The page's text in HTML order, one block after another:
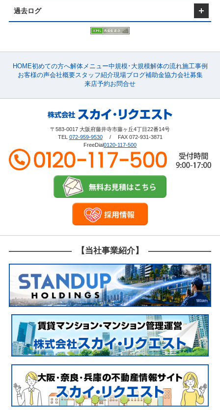
内装を取り外し、廃棄物の分別を行います。 【構造物
体】 重機を使用して、建物の構造を順次解体していきま
す。 高層ビルの場合は、段階的に上階から下階に向かっ
体する「逆組工法」が一般的です。 【廃材の運搬と処
ビルの解体は、低層ビルとは異なり、高度な技術と特殊
備が必要です。 例えば、重機の操作には熟練したオペレ
ーが必要であり、振動や騒音に対する防止策も求められ
にかかる費用：相場と内訳 ビル解体の費用は、以下の
な項目に分かれます。 【人件費】 解体作業員や重機オ
ーターの人件費です。 【重機代】 解体に使用される重
機材のレンタル費用です。 【廃材処理費】 解体によっ
生する廃材の処理にかかる費用です。 【管理費】 工事
理や事務手続きにかかる費用です。 【ビルの構造別解
用の相場】 ビル解体の費用相場は、建物の構造や規模
ートルあたり10,000円から15,000円が相場です。 SRC
場合は、さらに高くなることが多く、１平方メートルあ
15,000円から20,000円程度となることが一般的です。
体費用を抑えるコツ】 解体費用を抑えるためには、複
者から見積もりを取り、詳細な内訳を比較することが重
す。 また、リサイクル可能な資材を積極的に再利用する
で、廃材処理費用を削減できます。 さらに、スムーズな
が可能です。 ■ビル解体の安全対策と近隣対応 【ビ
を確保するため、厳重な安全管理が必要です。 作業前の
教育や、重機操作の訓練が欠かせません。 また、振動や
を抑えるための特殊な工法や、騒音計測器の設置などが
られます。 【近隣住民への対応方法】 解体工事は、振
騒音が伴うため、近隣住民への配慮が重要です。 事前に
会を開き、工事内容やスケジュールを詳しく伝えること
住民の理解を得ることができます。 また、騒音や振動の
が少ない時間帯に作業を行うなど、工事の配慮が求めら
す。 ■ビル解体業者の選び方とチェックポイント 【
の実績と信頼性】 過去の実績や口コミを確認し、信頼
業者を選ぶことが大切です。 【見積もりの内訳の透明
性】 見積もりの内訳が明確であるかを確認し、追加費
生しないように注意しましょう！ 【安全管理体制の確
認】 業者がどのような安全対策を講じているか、現場
方法などを確認することが必要です。 ■優良業者を見
る方法 優良業者は、詳細な見積もりを出すことは勿論
過去ログ
HOME初めての方へ解体メニュー中規模･大規模解体の流れ施工事例
お客様の声会社概要スタッフ紹介現場ブログ補助金協力会社募集
来店予約お問合せ
〒583-0017 大阪府藤井寺市藤ヶ丘4丁目22番14号
TEL 072-959-9530/ FAX 072-931-3871
FreeDial0120-117-500
【当社事業紹介】